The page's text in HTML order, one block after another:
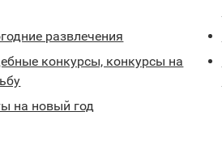
развлечения
на новый год